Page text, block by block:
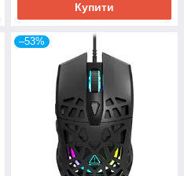
Купити
–53%